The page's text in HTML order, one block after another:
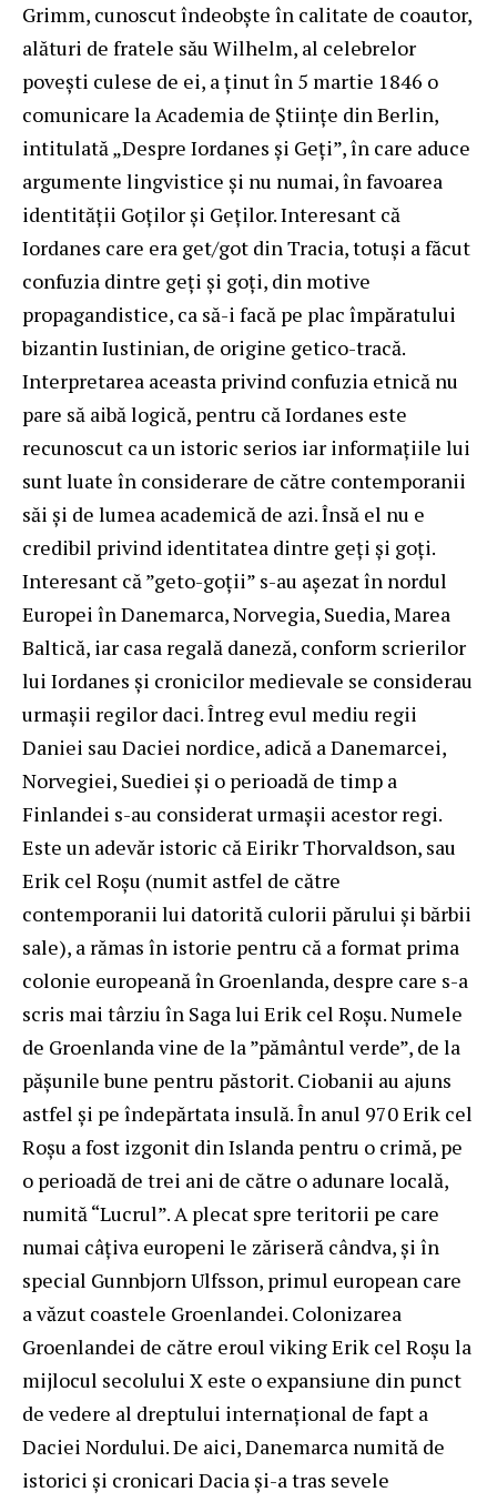
Grimm, cunoscut îndeobște în calitate de coautor,
alături de fratele său Wilhelm, al celebrelor
povești culese de ei, a ținut în 5 martie 1846 o
comunicare la Academia de Științe din Berlin,
intitulată „Despre Iordanes și Geți”, în care aduce
argumente lingvistice și nu numai, în favoarea
identității Goților și Geților. Interesant că
Iordanes care era get/got din Tracia, totuși a făcut
confuzia dintre geți și goți, din motive
propagandistice, ca să-i facă pe plac împăratului
bizantin Iustinian, de origine getico-tracă.
Interpretarea aceasta privind confuzia etnică nu
pare să aibă logică, pentru că Iordanes este
recunoscut ca un istoric serios iar informațiile lui
sunt luate în considerare de către contemporanii
săi și de lumea academică de azi. Însă el nu e
credibil privind identitatea dintre geți și goți.
Interesant că ”geto-goții” s-au așezat în nordul
Europei în Danemarca, Norvegia, Suedia, Marea
Baltică, iar casa regală daneză, conform scrierilor
lui Iordanes și cronicilor medievale se considerau
urmașii regilor daci. Întreg evul mediu regii
Daniei sau Daciei nordice, adică a Danemarcei,
Norvegiei, Suediei și o perioadă de timp a
Finlandei s-au considerat urmașii acestor regi.
Este un adevăr istoric că Eirikr Thorvaldson, sau
Erik cel Roşu (numit astfel de către
contemporanii lui datorită culorii părului și bărbii
sale), a rămas în istorie pentru că a format prima
colonie europeană în Groenlanda, despre care s-a
scris mai târziu în Saga lui Erik cel Roşu. Numele
de Groenlanda vine de la ”pământul verde”, de la
pășunile bune pentru păstorit. Ciobanii au ajuns
astfel și pe îndepărtata insulă. În anul 970 Erik cel
Roșu a fost izgonit din Islanda pentru o crimă, pe
o perioadă de trei ani de către o adunare locală,
numită “Lucrul”. A plecat spre teritorii pe care
numai câţiva europeni le zăriseră cândva, şi în
special Gunnbjorn Ulfsson, primul european care
a văzut coastele Groenlandei. Colonizarea
Groenlandei de către eroul viking Erik cel Roșu la
mijlocul secolului X este o expansiune din punct
de vedere al dreptului internațional de fapt a
Daciei Nordului. De aici, Danemarca numită de
istorici și cronicari Dacia și-a tras sevele